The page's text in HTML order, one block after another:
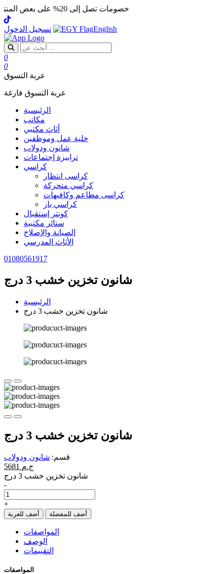
خصومات تصل إلى 20% على بعض المنتجات
تسجيل الدخول English
0
0
عربة التسوق
عربة التسوق فارغة
الرئيسية
مكاتب
أثاث مكتبي
خلية عمل وموظفين
شانون ودولاب
ترابيزة إجتماعات
كراسي
كراسى انتظار
كراسي متحركة
كراسى مطاعم وكافيهات
كراسي بار
كونتر إستقبال
ستائر مكتبية
الصيانة والإصلاح
الأثاث المدرسي
01080561917
شانون تخزين خشب 3 درج
الرئيسية
شانون تخزين خشب 3 درج
شانون تخزين خشب 3 درج
قسم: شانون ودولاب
5681 ج.م
شانون تخزين خشب 3 درج
-
+
أضف للعربة أضف للمفضلة
المواصفات
الوصف
التقييمات
المواصفات